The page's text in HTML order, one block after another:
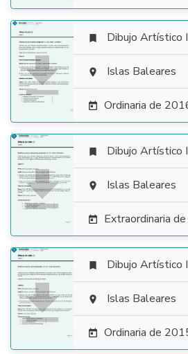

 Dibujo Artístico
 Islas Baleares
 Ordinaria de

 Dibujo Artístico
 Islas Baleares
 Extraordinaria

 Dibujo Artístico
 Islas Baleares
 Ordinaria de